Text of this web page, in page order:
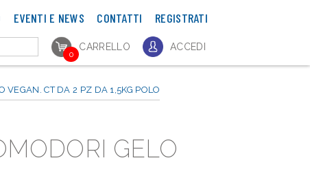
EVENTI E NEWS CONTATTI REGISTRATI
CARRELLO
0
ACCEDI
VEGAN. CT DA 2 PZ DA 1,5KG POLO
GELO